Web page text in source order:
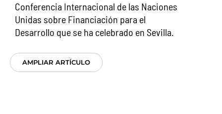
Conferencia Internacional de las Naciones
Unidas sobre Financiación para el
Desarrollo que se ha celebrado en Sevilla.
AMPLIAR ARTÍCULO